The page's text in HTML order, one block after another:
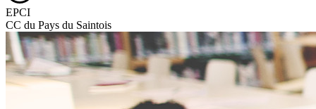
EPCI
CC du Pays du Saintois